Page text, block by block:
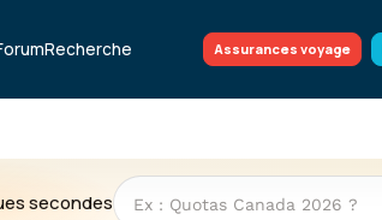
Recherche Assurances voyage
secondes